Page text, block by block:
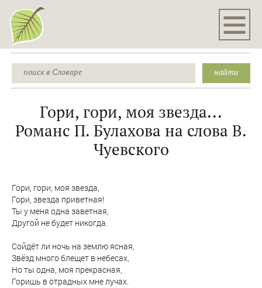
Гори, гори, моя звезда...
Романс П. Булахова на слова В.
Чуевского
Гори, гори, моя звезда,
Гори, звезда приветная!
Ты у меня одна заветная,
Другой не будет никогда.
Сойдёт ли ночь на землю ясная,
Звёзд много блещет в небесах,
Но ты одна, моя прекрасная,
Горишь в отрадных мне лучах.